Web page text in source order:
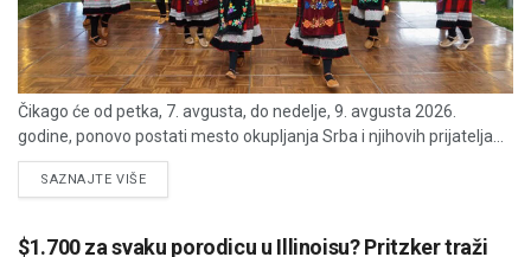
Čikago će od petka, 7. avgusta, do nedelje, 9. avgusta 2026.
godine, ponovo postati mesto okupljanja Srba i njihovih prijatelja...
SAZNAJTE VIŠEDETAILS
$1.700 za svaku porodicu u Illinoisu? Pritzker traži